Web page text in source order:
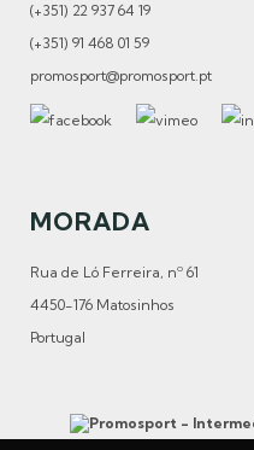
(+351) 22 937 64 19
(+351) 91 468 01 59
promosport@promosport.pt
MORADA
Rua de Ló Ferreira, nº 61
4450-176 Matosinhos
Portugal